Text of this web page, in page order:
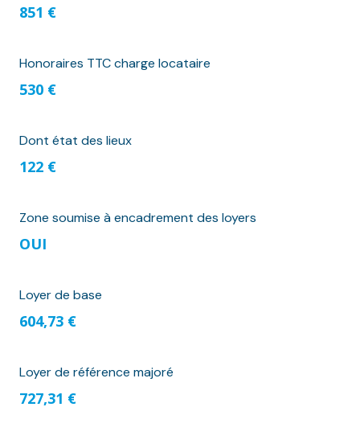
851 €
Honoraires TTC charge locataire
530 €
Dont état des lieux
122 €
Zone soumise à encadrement des loyers
OUI
Loyer de base
604,73 €
Loyer de référence majoré
727,31 €